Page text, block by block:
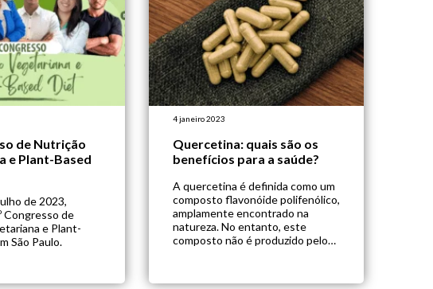
de Nutrição
e Plant-Based
de 2023,
Congresso de
e Plant-
São Paulo.
4 janeiro 2023
Quercetina: quais são os
benefícios para a saúde?
A quercetina é definida como um
composto flavonóide polifenólico,
amplamente encontrado na
natureza. No entanto, este
composto não é produzido pelo
através da dieta, ou através da